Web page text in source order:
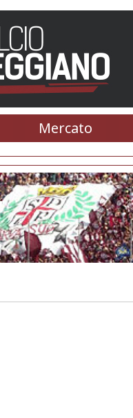
Mercato